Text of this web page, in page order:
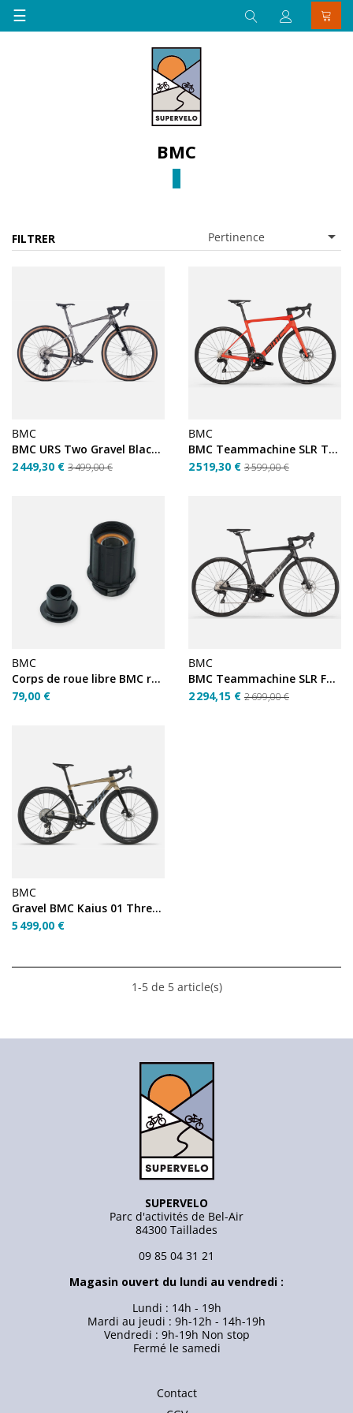
Basculer
la
☰
BMC
FILTRER Pertinence 
BMC
BMC URS Two Gravel Black White Taille S (2026)
2 449,30 € 3 499,00 €
BMC
BMC Teammachine SLR Three Taille 54
2 519,30 € 3 599,00 €
BMC
Corps de roue libre BMC roues 2026
79,00 €
BMC
BMC Teammachine SLR Four Taille 51
2 294,15 € 2 699,00 €
BMC
Gravel BMC Kaius 01 Three 54 2027
5 499,00 €
1-5 de 5 article(s)
SUPERVELO
Parc d'activités de Bel-Air
84300 Taillades
09 85 04 31 21
Magasin ouvert du lundi au vendredi :
Lundi : 14h - 19h
Mardi au jeudi : 9h-12h - 14h-19h
Vendredi : 9h-19h Non stop
Fermé le samedi
Contact